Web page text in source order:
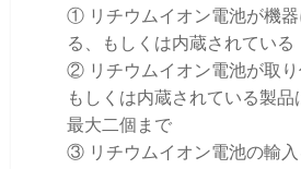
① リチウムイオン電池が機
る、もしくは内蔵されている
② リチウムイオン電池が取り
もしくは内蔵されている製品
最大二個まで
③ リチウムイオン電池の輸